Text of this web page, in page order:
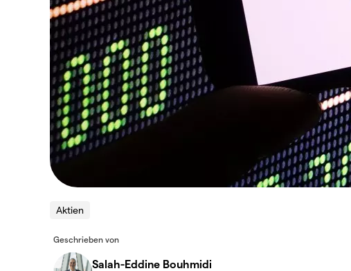
Aktien
Geschrieben von
Salah-Eddine Bouhmidi